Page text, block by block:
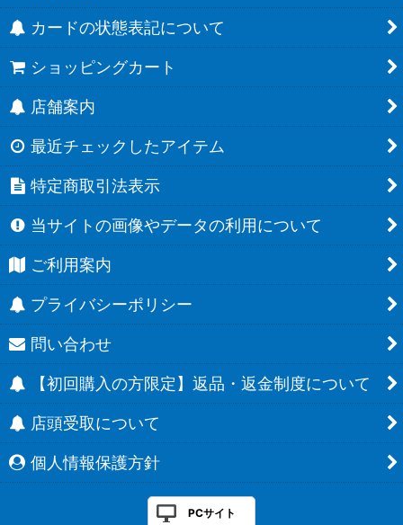
カードの状態表記について
ショッピングカート
店舗案内
最近チェックしたアイテム
特定商取引法表示
当サイトの画像やデータの利用について
ご利用案内
プライバシーポリシー
問い合わせ
【初回購入の方限定】返品・返金制度について
店頭受取について
個人情報保護方針
PCサイト